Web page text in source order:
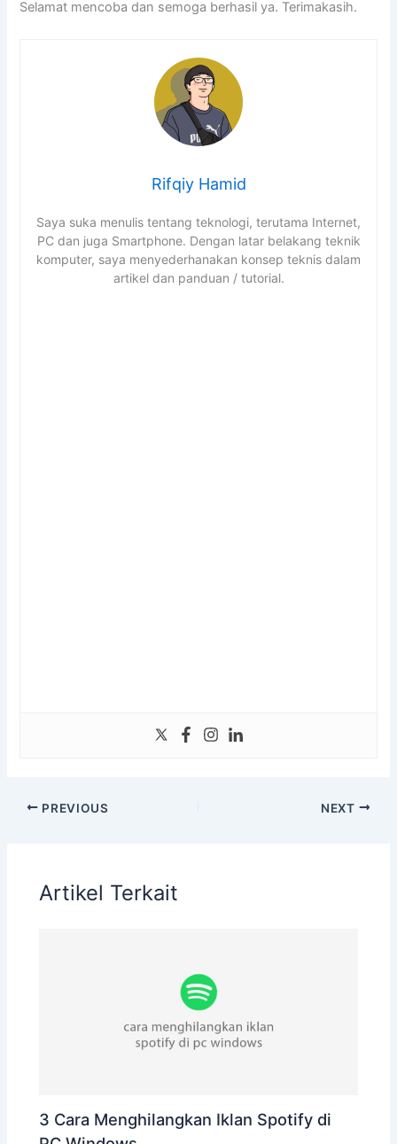
Selamat mencoba dan semoga berhasil ya. Terimakasih.
Rifqiy Hamid
Saya suka menulis tentang teknologi, terutama Internet,
PC dan juga Smartphone. Dengan latar belakang teknik
komputer, saya menyederhanakan konsep teknis dalam
artikel dan panduan / tutorial.
PREVIOUS NEXT
Artikel Terkait
3 Cara Menghilangkan Iklan Spotify di